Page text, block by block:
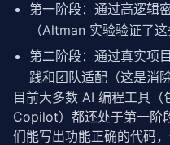
第一阶段：通过高逻辑
（Altman 实验验证了
第二阶段：通过真实项
践和团队适配（这是消
目前大多数 AI 编程工具（
Copilot）都还处于第一阶
们能写出功能正确的代码